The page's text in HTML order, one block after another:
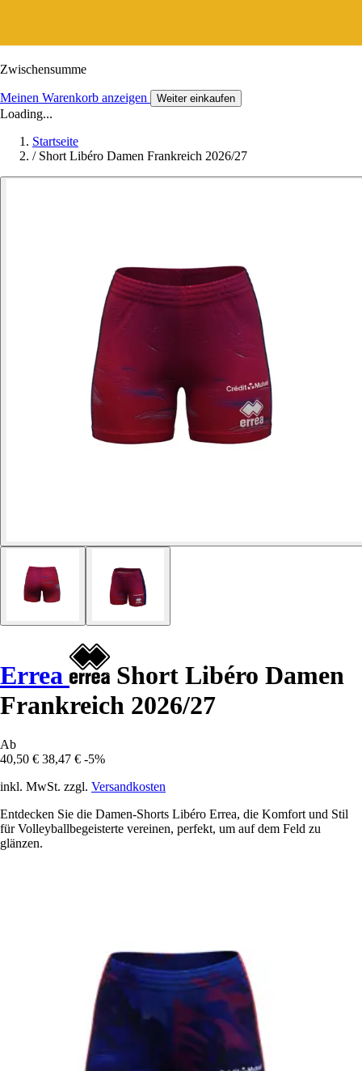
Zwischensumme
Meinen Warenkorb anzeigen Weiter einkaufen
Loading...
Startseite
/ Short Libéro Damen Frankreich 2026/27
Errea
Short Libéro Damen
Frankreich 2026/27
Ab
40,50 € 38,47 € -5%
inkl. MwSt. zzgl. Versandkosten
Entdecken Sie die Damen-Shorts Libéro Errea, die Komfort und Stil
für Volleyballbegeisterte vereinen, perfekt, um auf dem Feld zu
glänzen.